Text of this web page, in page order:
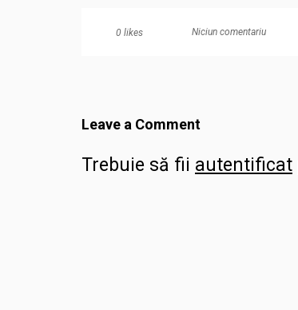
0 likes Niciun comentariu
Leave a Comment
Trebuie să fii autentificat